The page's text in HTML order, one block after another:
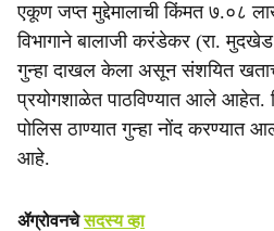
एकूण जप्त मुद्देमालाची किंमत ७.०८
विभागाने बालाजी करंडेकर (रा. मुदखेड
गुन्हा दाखल केला असून संशयित
प्रयोगशाळेत पाठविण्यात आले आहेत.
पोलिस ठाण्यात गुन्हा नोंद
आहे.
ॲग्रोवनचेसदस्य व्हा